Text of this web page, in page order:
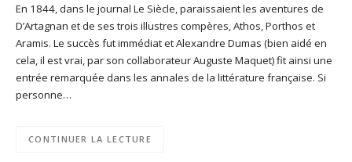
En 1844, dans le journal Le Siècle, paraissaient les aventures de
D’Artagnan et de ses trois illustres compères, Athos, Porthos et
Aramis. Le succès fut immédiat et Alexandre Dumas (bien aidé en
cela, il est vrai, par son collaborateur Auguste Maquet) fit ainsi une
entrée remarquée dans les annales de la littérature française. Si
personne…
CONTINUER LA LECTURE